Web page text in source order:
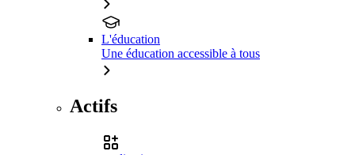
L'éducation
Une éducation accessible à tous
Actifs